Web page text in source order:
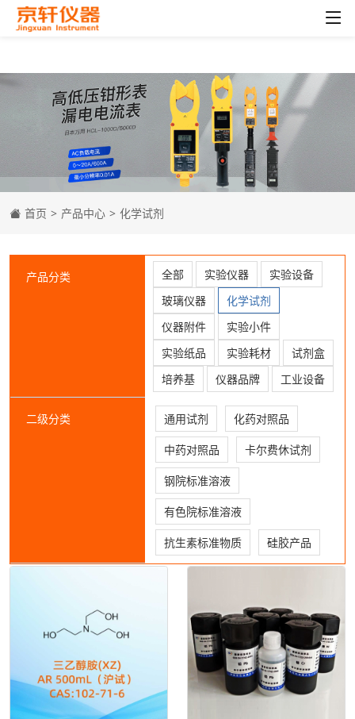
首页 > 产品中心 > 化学试剂
产品分类 全部 实验仪器
实验设备
玻璃仪器
化学试剂
仪器附件
实验小件
实验纸品
实验耗材
试剂盒
培养基
仪器品牌 工业设备
二级分类 通用试剂 化药对照品
中药对照品 卡尔费休试剂
钢院标准溶液
有色院标准溶液
抗生素标准物质 硅胶产品